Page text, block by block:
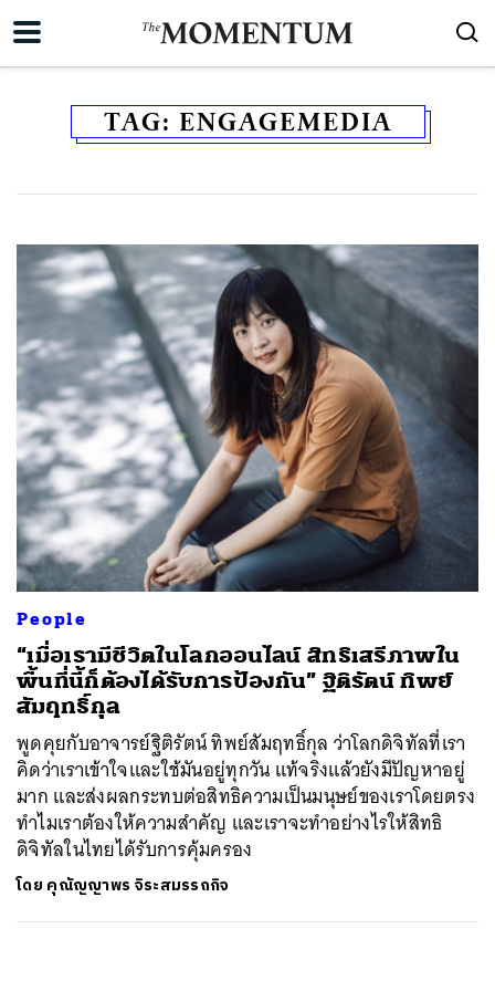
TAG: ENGAGEMEDIA
People
“เมื่อเรามีชีวิตในโลกออนไลน์ สิทธิเสรีภาพใน
พื้นที่นี้ก็ต้องได้รับการป้องกัน” ฐิติรัตน์ ทิพย์
สัมฤทธิ์กุล
พูดคุยกับอาจารย์ฐิติรัตน์ ทิพย์สัมฤทธิ์กุล ว่าโลกดิจิทัลที่เรา
คิดว่าเราเข้าใจและใช้มันอยู่ทุกวัน แท้จริงแล้วยังมีปัญหาอยู่
มาก และส่งผลกระทบต่อสิทธิความเป็นมนุษย์ของเราโดยตรง
ทำไมเราต้องให้ความสำคัญ และเราจะทำอย่างไรให้สิทธิ
ดิจิทัลในไทยได้รับการคุ้มครอง
โดย คุณัญญาพร จิระสมรรถกิจ
ค้นหา